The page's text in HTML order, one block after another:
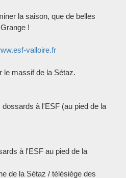
la saison, que de belles
!
valloire.fr
le massif de la Sétaz.
à l'ESF (au pied de la
à l'ESF au pied de la
de la Sétaz / télésiège des